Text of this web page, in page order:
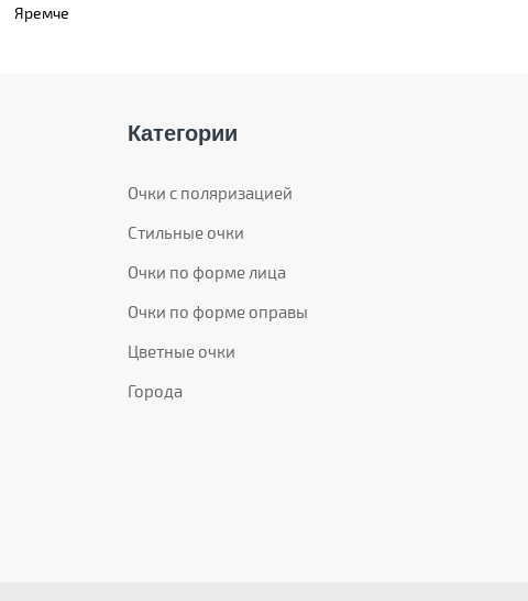
Яремче
Категории
Очки с поляризацией
Стильные очки
Очки по форме лица
Очки по форме оправы
Цветные очки
Города